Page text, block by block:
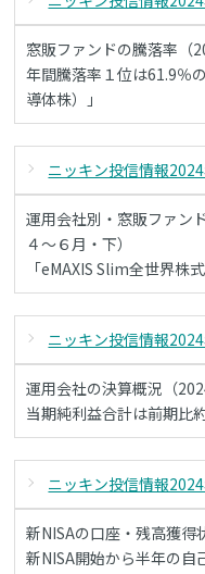
窓販ファンドの騰落率（
年間騰落率１位は61.9％
導体株）」
ニッキン投信情報
運用会社別・窓販ファン
４～６月・下）
「eMAXIS Slim全世界株
ニッキン投信情報
運用会社の決算概況（
当期純利益合計は前期比
ニッキン投信情報
新NISAの口座・残高獲得
新NISA開始から半年の自